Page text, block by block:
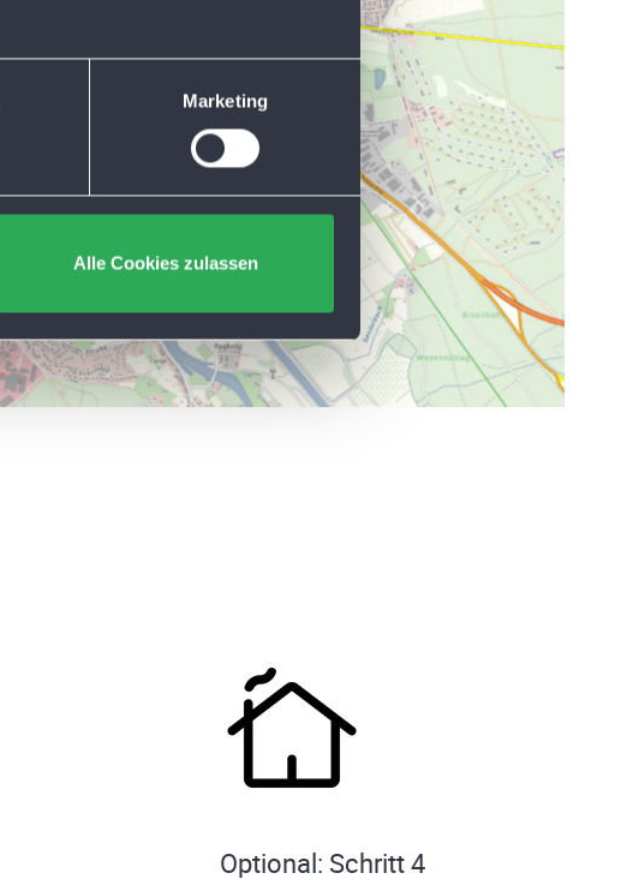
Marketing
Alle Cookies zulassen
Optional: Schritt 4